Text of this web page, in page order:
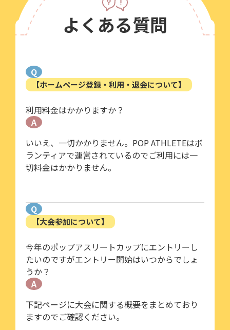
よくある質問
Q
【ホームページ登録・利用・退会について】
利用料金はかかりますか？
A
いいえ、一切かかりません。POP ATHLETEはボ
ランティアで運営されているのでご利用には一
切料金はかかりません。
Q
【大会参加について】
今年のポップアスリートカップにエントリーし
たいのですがエントリー開始はいつからでしょ
うか？
A
下記ページに大会に関する概要をまとめており
ますのでご確認ください。